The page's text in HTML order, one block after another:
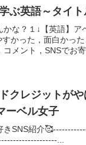
ぶ英語～タイ
な？１↓【英語】
かった，面白かっ
メント，SNSでお
クレジットが
ーベル女子
きSNS紹介
...